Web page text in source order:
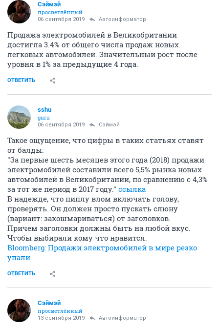
Сэймэй
просветлённый
06 сентября 2019 Автоинформатор
Продажа электромобилей в Великобритании
достигла 3.4% от общего числа продаж новых
легковых автомобилей. Значительный рост после
уровня в 1% за предыдущие 4 года.
ОТВЕТИТЬ
sshu
guru
06 сентября 2019 Сэймэй
Такое ощущение, что цифры в таких статьях ставят
от балды:
"За первые шесть месяцев этого года (2018) продажи
электромобилей составили всего 5,5% рынка новых
автомобилей в Великобритании, по сравнению с 4,3%
за тот же период в 2017 году." ссылка
В надежде, что пиплу влом включать голову,
проверять. Он должен просто пускать слюну
(вариант: закошмариваться) от заголовков.
Причем заголовки должны быть на любой вкус.
Чтобы выбирали кому что нравится.
Bloomberg: Продажи электромобилей в мире резко
упали
ОТВЕТИТЬ
Сэймэй
просветлённый
13 сентября 2019 Автоинформатор